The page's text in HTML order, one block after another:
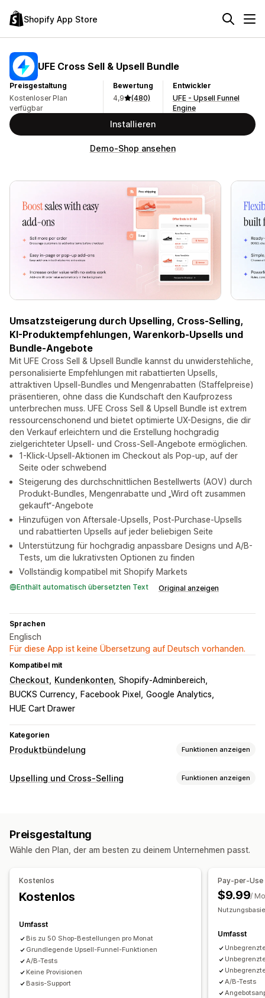
Shopify App Store
UFE Cross Sell & Upsell Bundle
Preisgestaltung
Kostenloser Plan
verfügbar
Bewertung
4,9
(480)
Entwickler
UFE - Upsell Funnel
Engine
Installieren
Demo-Shop ansehen
Umsatzsteigerung durch Upselling, Cross-Selling,
KI-Produktempfehlungen, Warenkorb-Upsells und
Bundle-Angebote
Mit UFE Cross Sell & Upsell Bundle kannst du unwiderstehliche,
personalisierte Empfehlungen mit rabattierten Upsells,
attraktiven Upsell-Bundles und Mengenrabatten (Staffelpreise)
präsentieren, ohne dass die Kundschaft den Kaufprozess
unterbrechen muss. UFE Cross Sell & Upsell Bundle ist extrem
ressourcenschonend und bietet optimierte UX-Designs, die dir
den Verkauf erleichtern und die Erstellung hochgradig
zielgerichteter Upsell- und Cross-Sell-Angebote ermöglichen.
1-Klick-Upsell-Aktionen im Checkout als Pop-up, auf der
Seite oder schwebend
Steigerung des durchschnittlichen Bestellwerts (AOV) durch
Produkt-Bundles, Mengenrabatte und „Wird oft zusammen
gekauft“-Angebote
Hinzufügen von Aftersale-Upsells, Post-Purchase-Upsells
und rabattierten Upsells auf jeder beliebigen Seite
Unterstützung für hochgradig anpassbare Designs und A/B-
Tests, um die lukrativsten Optionen zu finden
Vollständig kompatibel mit Shopify Markets
Enthält automatisch übersetzten Text Original anzeigen
Sprachen
Englisch
Für diese App ist keine Übersetzung auf Deutsch vorhanden.
Kompatibel mit
Checkout Kundenkonten Shopify-Adminbereich
BUCKS Currency
Facebook Pixel
Google Analytics
HUE Cart Drawer
Kategorien
Produktbündelung Funktionen anzeigen
Bundle-Typen
Ähnliche Produkte Individuelle Bundles
Feste Preisgestaltung
Mengenstaffelungen
Kostenloser Versand
Individuelle Preise
Upselling und Cross-Selling Funktionen anzeigen
Danke-Seite für Upselling
Bundles
KI-Empfehlungen
Analysen
A/B-Tests Klickraten Funnel-Leistung
Preisgestaltung
Wähle den Plan, der am besten zu deinem Unternehmen passt.
Kostenlos
Kostenlos
Umfasst
Bis zu 50 Shop-Bestellungen pro Monat
Grundlegende Upsell-Funnel-Funktionen
A/B-Tests
Keine Provisionen
Basis-Support
Pay-per-Use
$9.99/
Umfasst
A/B-Tests